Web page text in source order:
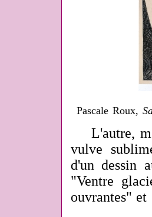
Pascale Roux,
L'autre, me
vulve
d'un dessin
"Ventre
ouvrantes"